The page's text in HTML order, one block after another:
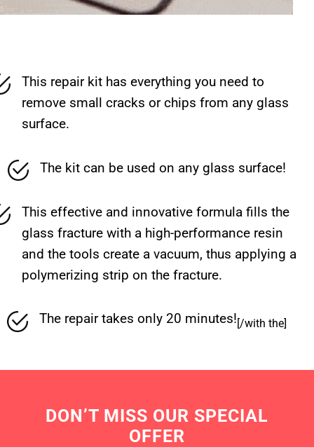
This repair kit has everything you need to
remove small cracks or chips from any glass
surface.
The kit can be used on any glass surface!
This effective and innovative formula fills the
glass fracture with a high-performance resin
and the tools create a vacuum, thus applying a
polymerizing strip on the fracture.
The repair takes only 20 minutes![/with the]
DON’T MISS OUR SPECIAL
OFFER